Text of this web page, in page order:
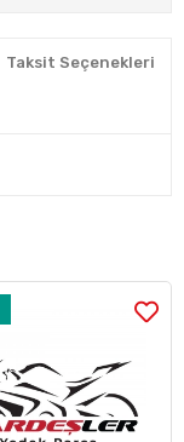
Taksit Seçenekleri